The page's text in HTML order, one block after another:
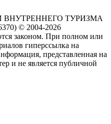
ТУРИЗМА
© 2004-2026
законом. При полном или
гиперссылка на
представленная на
и не является публичной